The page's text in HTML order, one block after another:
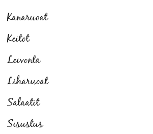
Kanaruoat
Keitot
Leivonta
Liharuoat
Salaatit
Sisustus